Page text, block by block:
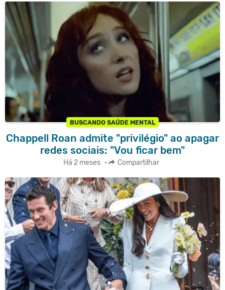
BUSCANDO SAÚDE MENTAL
Chappell Roan admite "privilégio" ao apagar
redes sociais: "Vou ficar bem"
Há 2 meses • Compartilhar